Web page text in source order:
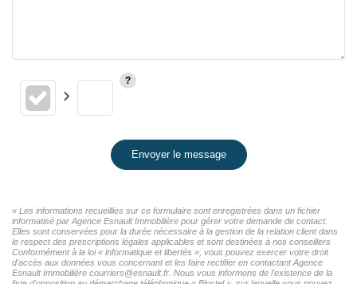
Envoyer le message
« Les informations recueillies sur ce formulaire sont enregistrées dans un fichier
informatisé par Agence Esnault Immobilière pour gérer votre demande de contact.
Elles sont conservées pour la durée nécessaire à la gestion de la relation client dans
le respect des prescriptions légales applicables et sont destinées à nos conseillers
Conformément à la loi « informatique et libertés », vous pouvez exercer votre droit
d'accès aux données vous concernant et les faire rectifier en contactant Agence
Esnault Immobilière courriers@esnault.fr. Nous vous informons de l'existence de la